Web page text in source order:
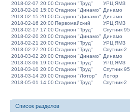
2018-02-07 20:00Стадион "Труд" УРЦ ЯМЗ
2018-02-10 15:00Стадион "Динамо" Динамо
2018-02-15 20:00Стадион "Динамо" Динамо
2018-02-16 20:00Первомайский УРЦ ЯМЗ
2018-02-17 17:00Стадион "Труд" Спутник 95
2018-02-20 20:00Стадион "Динамо" Динамо
2018-02-21 20:00Стадион "Труд" УРЦ ЯМЗ
2018-02-27 20:00Стадион "Труд" Спутник-2
2018-03-02 20:00Стадион "Динамо" Динамо
2018-03-06 19:00Стадион "Труд" УРЦ ЯМЗ
2018-03-10 20:00Стадион "Труд" Спутник 95
2018-03-14 20:00Стадион "Лотор" Лотор
2018-05-01 14:00Стадион "Труд" Спутник-2
Список разделов